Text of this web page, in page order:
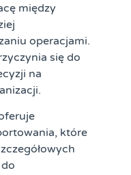
między
operacjami.
się do
na
które